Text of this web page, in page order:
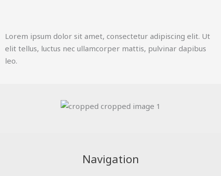
o
k
p
p
a
l
Lorem ipsum dolor sit amet, consectetur adipiscing elit. Ut
elit tellus, luctus nec ullamcorper mattis, pulvinar dapibus
leo.
Navigation